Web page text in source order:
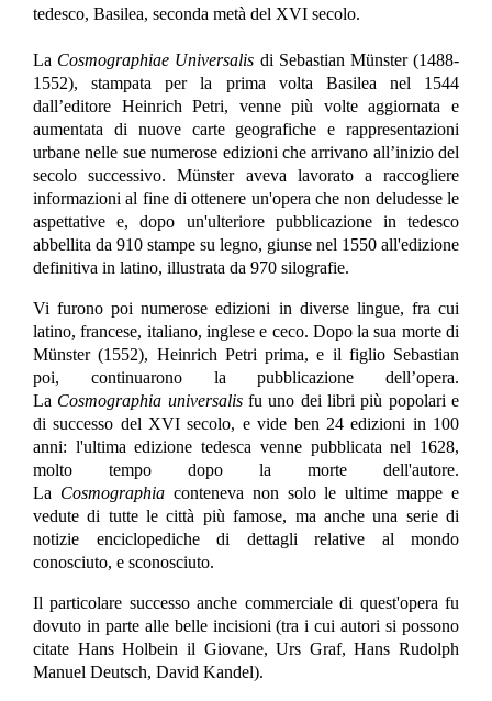
tedesco, Basilea, seconda metà del XVI secolo.
La Cosmographiae Universalis di Sebastian Münster (1488-
1552), stampata per la prima volta Basilea nel 1544
dall’editore Heinrich Petri, venne più volte aggiornata e
aumentata di nuove carte geografiche e rappresentazioni
urbane nelle sue numerose edizioni che arrivano all’inizio del
secolo successivo. Münster aveva lavorato a raccogliere
informazioni al fine di ottenere un'opera che non deludesse le
aspettative e, dopo un'ulteriore pubblicazione in tedesco
abbellita da 910 stampe su legno, giunse nel 1550 all'edizione
definitiva in latino, illustrata da 970 silografie.
Vi furono poi numerose edizioni in diverse lingue, fra cui
latino, francese, italiano, inglese e ceco. Dopo la sua morte di
Münster (1552), Heinrich Petri prima, e il figlio Sebastian
poi, continuarono la pubblicazione dell’opera.
La Cosmographia universalisfu uno dei libri più popolari e
di successo del XVI secolo, e vide ben 24 edizioni in 100
anni: l'ultima edizione tedesca venne pubblicata nel 1628,
molto tempo dopo la morte dell'autore.
La Cosmographia conteneva non solo le ultime mappe e
vedute di tutte le città più famose, ma anche una serie di
notizie enciclopediche di dettagli relative al mondo
conosciuto, e sconosciuto.
Il particolare successo anche commerciale di quest'opera fu
dovuto in parte alle belle incisioni (tra i cui autori si possono
citate Hans Holbein il Giovane, Urs Graf, Hans Rudolph
Manuel Deutsch, David Kandel).